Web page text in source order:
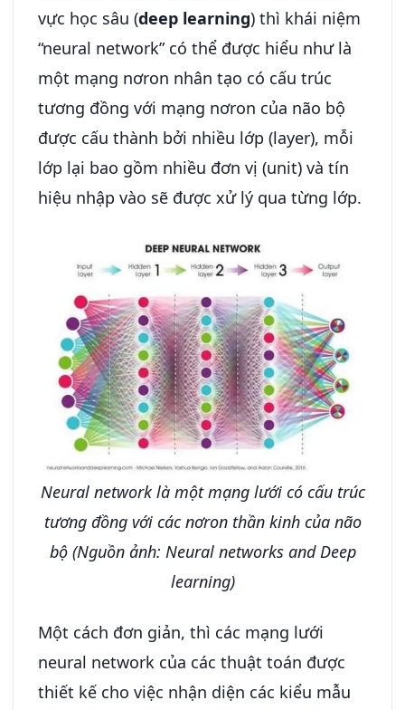
vực học sâu (deep learning) thì khái niệm
“neural network” có thể được hiểu như là
một mạng nơron nhân tạo có cấu trúc
tương đồng với mạng nơron của não bộ
được cấu thành bởi nhiều lớp (layer), mỗi
lớp lại bao gồm nhiều đơn vị (unit) và tín
hiệu nhập vào sẽ được xử lý qua từng lớp.
Neural network là một mạng lưới có cấu trúc
tương đồng với các nơron thần kinh của não
bộ (Nguồn ảnh: Neural networks and Deep
learning)
Một cách đơn giản, thì các mạng lưới
neural network của các thuật toán được
thiết kế cho việc nhận diện các kiểu mẫu